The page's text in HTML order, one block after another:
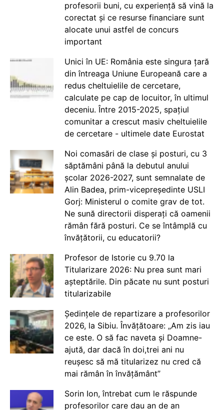
profesorii buni, cu experiență să vină la
corectat și ce resurse financiare sunt
alocate unui astfel de concurs
important
Unici în UE: România este singura țară
din întreaga Uniune Europeană care a
redus cheltuielile de cercetare,
calculate pe cap de locuitor, în ultimul
deceniu. Între 2015-2025, spațiul
comunitar a crescut masiv cheltuielile
de cercetare - ultimele date Eurostat
Noi comasări de clase și posturi, cu 3
săptămâni până la debutul anului
școlar 2026-2027, sunt semnalate de
Alin Badea, prim-vicepreședinte USLI
Gorj: Ministerul o comite grav de tot.
Ne sună directorii disperați că oamenii
rămân fără posturi. Ce se întâmplă cu
învățătorii, cu educatorii?
Profesor de Istorie cu 9.70 la
Titularizare 2026: Nu prea sunt mari
așteptările. Din păcate nu sunt posturi
titularizabile
Ședințele de repartizare a profesorilor
2026, la Sibiu. Învățătoare: „Am zis iau
ce este. O să fac naveta și Doamne-
ajută, dar dacă în doi,trei ani nu
reușesc să mă titularizez nu cred că
mai rămân în învățământ”
Sorin Ion, întrebat cum le răspunde
profesorilor care dau an de an